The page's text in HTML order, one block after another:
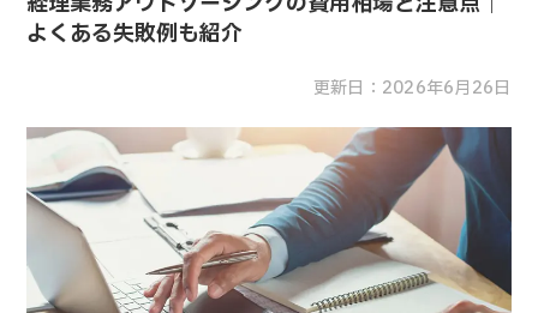
よくある失敗例も紹介
更新日：2026年6月26日